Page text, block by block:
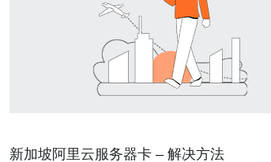
新加坡阿里云服务器卡 – 解决方法